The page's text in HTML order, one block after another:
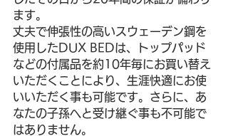
ます。
丈夫で伸張性の高いスウェーデン鋼を
使用したDUX BEDは、トップパッド
などの付属品を約10年毎にお買い替え
いただくことにより、生涯快適にお使
いいただく事も可能です。さらに、あ
なたの子孫へと受け継ぐ事も不可能で
はありません。